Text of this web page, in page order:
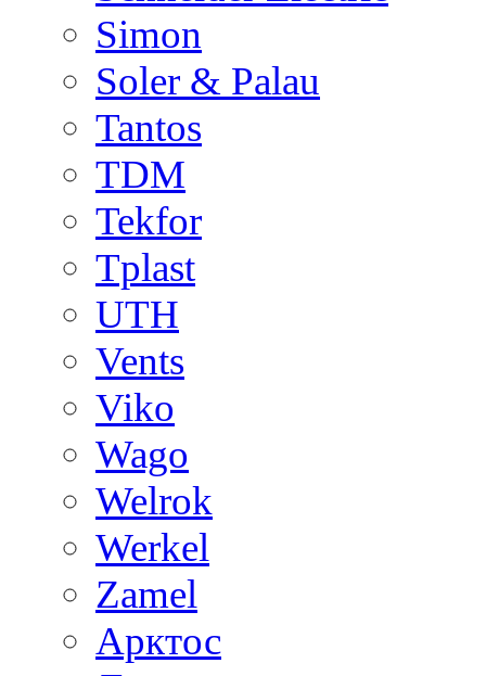
Simon
Soler & Palau
Tantos
TDM
Tekfor
Tplast
UTH
Vents
Viko
Wago
Welrok
Werkel
Zamel
Арктос